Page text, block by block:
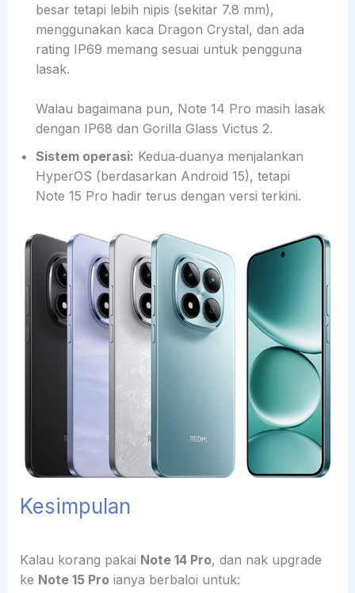
besar tetapi lebih nipis (sekitar 7.8 mm),
menggunakan kaca Dragon Crystal, dan ada
rating IP69 memang sesuai untuk pengguna
lasak.
Walau bagaimana pun, Note 14 Pro masih lasak
dengan IP68 dan Gorilla Glass Victus 2.
Sistem operasi: Kedua‑duanya menjalankan
HyperOS (berdasarkan Android 15), tetapi
Note 15 Pro hadir terus dengan versi terkini.
Kesimpulan
Kalau korang pakai Note 14 Pro, dan nak upgrade
ke Note 15 Proianya berbaloi untuk: